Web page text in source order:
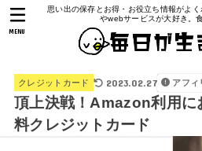
思い出の保存とお得・お役立ち情報がよ
やwebサービスが大好き。
MENU
クレジットカード 2023.02.27 アフィ
頂上決戦！Amazon利用に
料クレジットカード